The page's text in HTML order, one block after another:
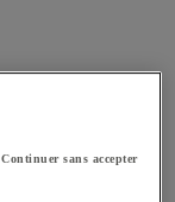
Continuer sans accepter